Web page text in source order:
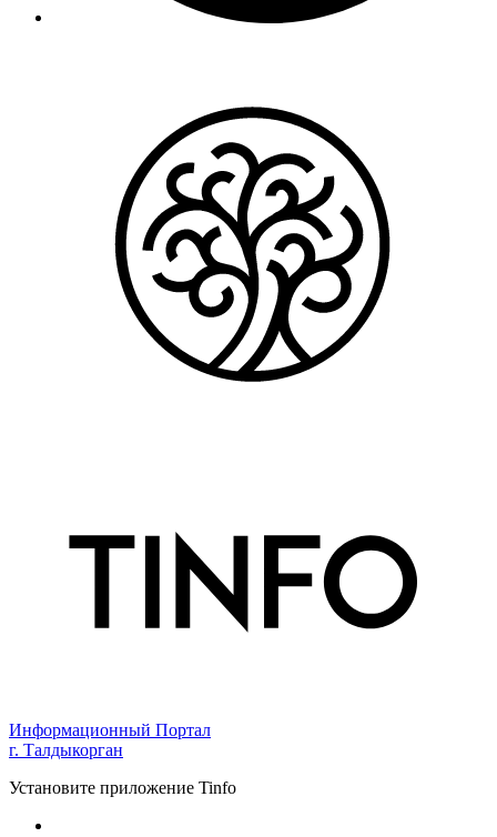
Информационный Портал
г. Талдыкорган
Установите приложение Tinfo